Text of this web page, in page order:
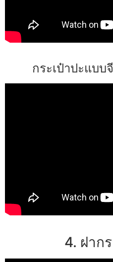
กระเป๋าปะแบบ
4. ฝาก